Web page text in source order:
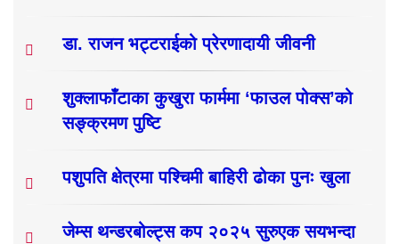
डा. राजन भट्टराईको प्रेरणादायी जीवनी
शुक्लाफाँटाका कुखुरा फार्ममा ‘फाउल पोक्स’को
सङ्क्रमण पुष्टि
पशुपति क्षेत्रमा पश्चिमी बाहिरी ढोका पुनः खुला
जेम्स थन्डरबोल्ट्स कप २०२५ सुरुएक सयभन्दा